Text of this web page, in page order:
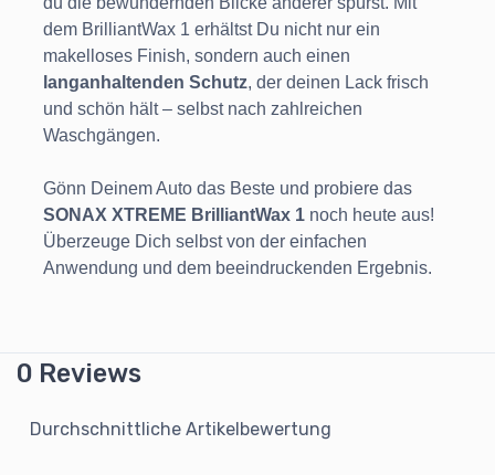
dem BrilliantWax 1 erhältst Du nicht nur ein
makelloses Finish, sondern auch einen
langanhaltenden Schutz, der deinen Lack frisch
und schön hält – selbst nach zahlreichen
Waschgängen.
Gönn Deinem Auto das Beste und probiere das
SONAX XTREME BrilliantWax 1 noch heute aus!
Überzeuge Dich selbst von der einfachen
Anwendung und dem beeindruckenden Ergebnis.
0 Reviews
Durchschnittliche Artikelbewertung